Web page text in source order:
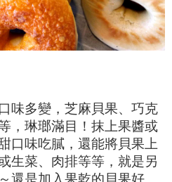
味多變，芝麻貝果、巧克
，琳瑯滿目！ 抹上果醬或
口味吃膩，還能將貝果上
生菜、肉排等等，就是另
還是加入果乾的貝果好